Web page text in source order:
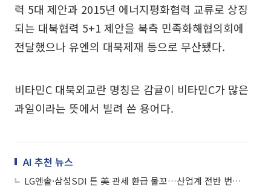
력 5대 제안과 2015년 에너지평화협력 교류로 상징
되는 대북협력 5+1 제안을 북측 민족화해협의회에
전달했으나 유엔의 대북제재 등으로 무산됐다.
비타민C 대북외교란 명칭은 감귤이 비타민C가 많은
과일이라는 뜻에서 빌려 쓴 용어다.
AI 추천 뉴스
LG엔솔·삼성SDI 튼 美 관세 환급 물꼬…산업계 전반 번지나